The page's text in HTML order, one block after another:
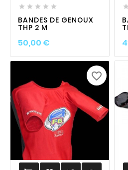
    
BANDES DE GENOUX
THP 2 M
50,00 €Prix

favorite_border